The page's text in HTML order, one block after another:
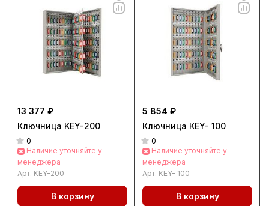
13 377 ₽
Ключница KEY-200
0
Наличие уточняйте у
менеджера
Арт. KEY-200
В корзину
5 854 ₽
Ключница КEY- 100
0
Наличие уточняйте у
менеджера
Арт. КEY- 100
В корзину